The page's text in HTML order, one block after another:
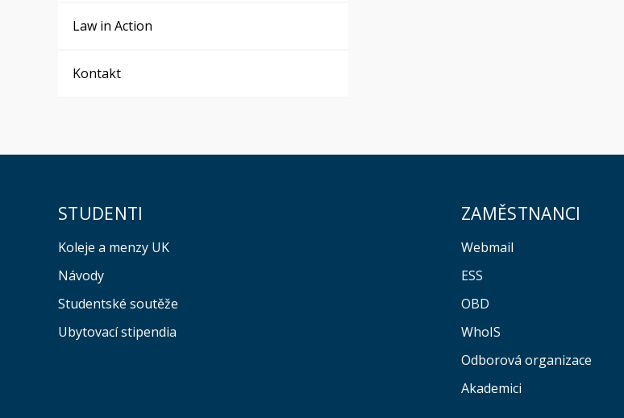
Law in Action
Kontakt
STUDENTI
Koleje a menzy UK
Návody
Studentské soutěže
Ubytovací stipendia
ZAMĚSTNANCI
Webmail
ESS
OBD
WhoIS
Odborová organizace
Akademici